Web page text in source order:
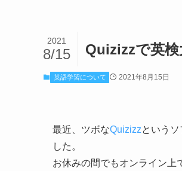
Quizizzで英検
2021
8/15
英語学習について 2021年8月15日
最近、ツボなQuizizzという
した。
お休みの間でもオンライン上